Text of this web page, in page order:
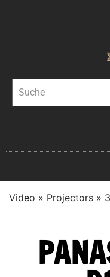
Video » Projectors »